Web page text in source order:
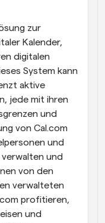
zur
Kalender,
digitalen
System kann
jede mit ihren
und
von Cal.com
und
und
von den
verwalteten
profitieren,